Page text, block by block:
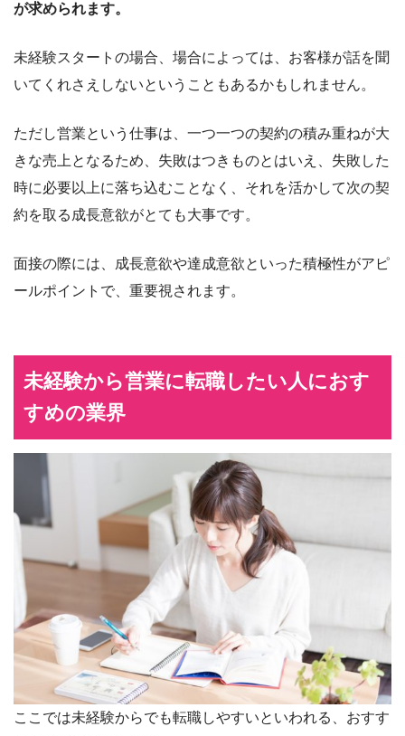
が求められます。
未経験スタートの場合、場合によっては、お客様が話を聞
いてくれさえしないということもあるかもしれません。
ただし営業という仕事は、一つ一つの契約の積み重ねが大
きな売上となるため、失敗はつきものとはいえ、失敗した
時に必要以上に落ち込むことなく、それを活かして次の契
約を取る成長意欲がとても大事です。
面接の際には、成長意欲や達成意欲といった積極性がアピ
ールポイントで、重要視されます。
未経験から営業に転職したい人におす
すめの業界
ここでは未経験からでも転職しやすいといわれる、おすす